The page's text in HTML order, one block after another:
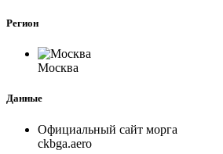
Регион
Москва
Данные
Официальный сайт морга
ckbga.aero